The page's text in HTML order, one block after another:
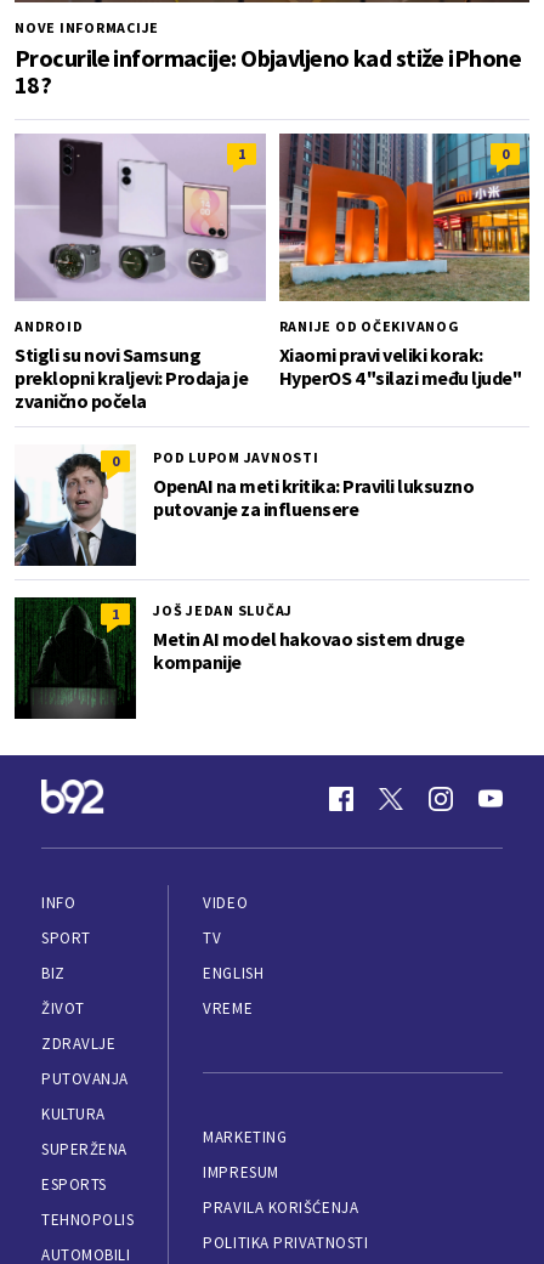
NOVE INFORMACIJE
Procurile informacije: Objavljeno kad stiže iPhone
18?
1
ANDROID
Stigli su novi Samsung
preklopni kraljevi: Prodaja je
zvanično počela
0
RANIJE OD OČEKIVANOG
Xiaomi pravi veliki korak:
HyperOS 4 "silazi među ljude"
0 POD LUPOM JAVNOSTI
OpenAI na meti kritika: Pravili luksuzno
putovanje za influensere
1 JOŠ JEDAN SLUČAJ
Metin AI model hakovao sistem druge
kompanije
INFO
SPORT
BIZ
ŽIVOT
ZDRAVLJE
PUTOVANJA
KULTURA
SUPERŽENA
ESPORTS
TEHNOPOLIS
AUTOMOBILI
VIDEO
TV
ENGLISH
VREME
MARKETING
IMPRESUM
PRAVILA KORIŠĆENJA
POLITIKA PRIVATNOSTI